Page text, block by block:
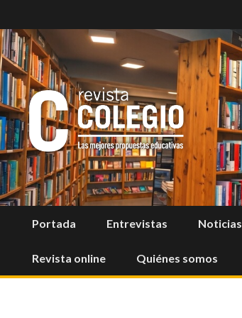
to
content
Portada Entrevistas Noticias
Revista online Quiénes somos